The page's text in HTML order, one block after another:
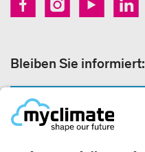
Bleiben Sie informiert: